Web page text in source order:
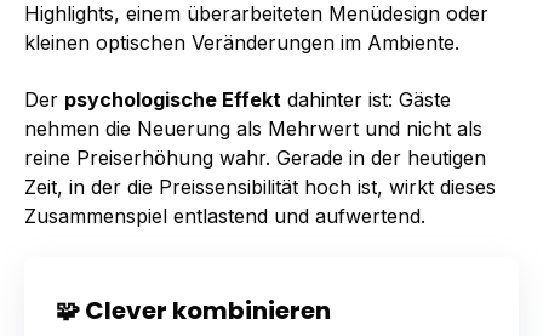
Highlights, einem überarbeiteten Menüdesign oder
kleinen optischen Veränderungen im Ambiente.
Der psychologische Effekt dahinter ist: Gäste
nehmen die Neuerung als Mehrwert und nicht als
reine Preiserhöhung wahr. Gerade in der heutigen
Zeit, in der die Preissensibilität hoch ist, wirkt dieses
Zusammenspiel entlastend und aufwertend.
🧩 Clever kombinieren